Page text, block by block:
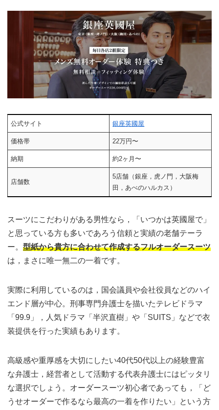
公式サイト 銀座英國屋
価格帯 22万円〜
納期 約2ヶ月〜
店舗数
5店舗（銀座，虎ノ門，大阪梅
田，あべのハルカス）
スーツにこだわりがある男性なら，「いつかは英國屋で」
と思っている方も多いであろう信頼と実績の老舗テーラ
ー。 型紙から貴方に合わせて作成するフルオーダースーツ
は，まさに唯一無二の一着です。
実際に利用しているのは，国会議員や会社役員などのハイ
エンド層が中心。刑事専門弁護士を描いたテレビドラマ
「99.9」，人気ドラマ「半沢直樹」や「SUITS」などで衣
装提供を行った実績もあります。
高級感や重厚感を大切にしたい40代50代以上の経験豊富
な弁護士，経営者として活動する代表弁護士にはピッタリ
な選択でしょう。オーダースーツ初心者であっても，「ど
うせオーダーで作るなら最高の一着を作りたい」という方